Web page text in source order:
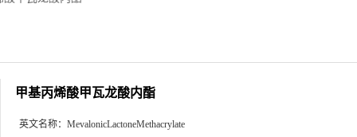
甲基丙烯酸甲瓦龙酸内酯
英文名称： MevalonicLactoneMethacrylate